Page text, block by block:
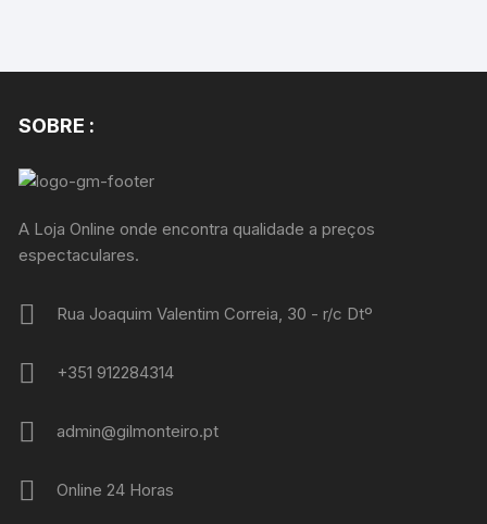
SOBRE :
A Loja Online onde encontra qualidade a preços
espectaculares.
Rua Joaquim Valentim Correia, 30 - r/c Dtº
+351 912284314
admin@gilmonteiro.pt
Online 24 Horas